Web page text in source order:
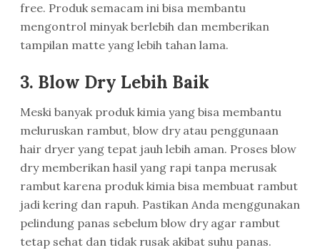
free. Produk semacam ini bisa membantu
mengontrol minyak berlebih dan memberikan
tampilan matte yang lebih tahan lama.
3. Blow Dry Lebih Baik
Meski banyak produk kimia yang bisa membantu
meluruskan rambut, blow dry atau penggunaan
hair dryer yang tepat jauh lebih aman. Proses blow
dry memberikan hasil yang rapi tanpa merusak
rambut karena produk kimia bisa membuat rambut
jadi kering dan rapuh. Pastikan Anda menggunakan
pelindung panas sebelum blow dry agar rambut
tetap sehat dan tidak rusak akibat suhu panas.